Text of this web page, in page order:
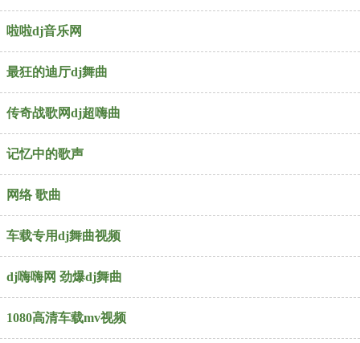
啦啦dj音乐网
最狂的迪厅dj舞曲
传奇战歌网dj超嗨曲
记忆中的歌声
网络 歌曲
车载专用dj舞曲视频
dj嗨嗨网 劲爆dj舞曲
1080高清车载mv视频